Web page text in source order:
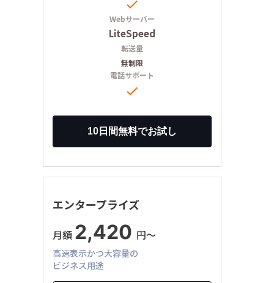

Webサーバー
LiteSpeed
転送量
無制限
電話サポート

エンタープライズ
月額 2,420 円〜
高速表示かつ大容量の
ビジネス用途